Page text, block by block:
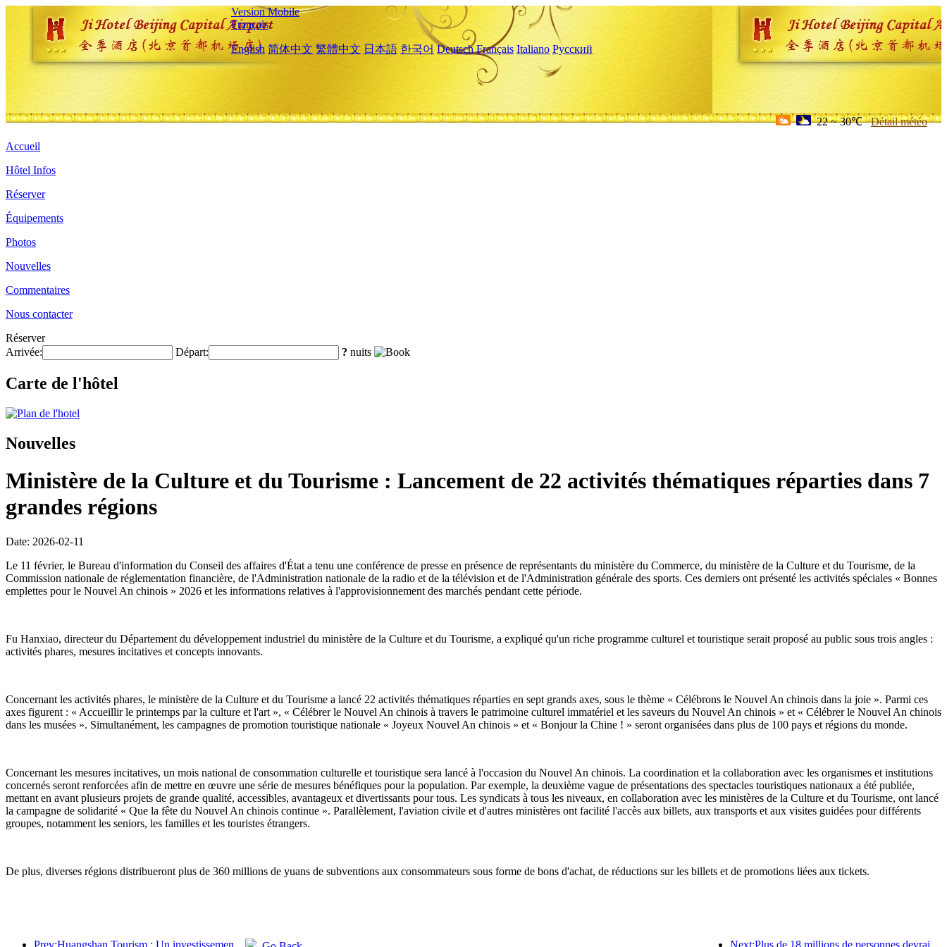
Version Mobile
Français
English 简体中文 繁體中文 日本語 한국어 Deutsch Français Italiano Русский
22 ~ 30℃ Détail météo
Accueil
Hôtel Infos
Réserver
Équipements
Photos
Nouvelles
Commentaires
Nous contacter
Réserver
Arrivée:
Départ: ? nuits
Carte de l'hôtel
Nouvelles
Ministère de la Culture et du Tourisme : Lancement de 22 activités thématiques réparties dans 7
grandes régions
Date: 2026-02-11
Le 11 février, le Bureau d'information du Conseil des affaires d'État a tenu une conférence de presse en présence de représentants du ministère du Commerce, du ministère de la Culture et du Tourisme, de la
Commission nationale de réglementation financière, de l'Administration nationale de la radio et de la télévision et de l'Administration générale des sports. Ces derniers ont présenté les activités spéciales « Bonnes
emplettes pour le Nouvel An chinois » 2026 et les informations relatives à l'approvisionnement des marchés pendant cette période.
Fu Hanxiao, directeur du Département du développement industriel du ministère de la Culture et du Tourisme, a expliqué qu'un riche programme culturel et touristique serait proposé au public sous trois angles :
activités phares, mesures incitatives et concepts innovants.
Concernant les activités phares, le ministère de la Culture et du Tourisme a lancé 22 activités thématiques réparties en sept grands axes, sous le thème « Célébrons le Nouvel An chinois dans la joie ». Parmi ces
axes figurent : « Accueillir le printemps par la culture et l'art », « Célébrer le Nouvel An chinois à travers le patrimoine culturel immatériel et les saveurs du Nouvel An chinois » et « Célébrer le Nouvel An chinois
dans les musées ». Simultanément, les campagnes de promotion touristique nationale « Joyeux Nouvel An chinois » et « Bonjour la Chine ! » seront organisées dans plus de 100 pays et régions du monde.
Concernant les mesures incitatives, un mois national de consommation culturelle et touristique sera lancé à l'occasion du Nouvel An chinois. La coordination et la collaboration avec les organismes et institutions
concernés seront renforcées afin de mettre en œuvre une série de mesures bénéfiques pour la population. Par exemple, la deuxième vague de présentations des spectacles touristiques nationaux a été publiée,
mettant en avant plusieurs projets de grande qualité, accessibles, avantageux et divertissants pour tous. Les syndicats à tous les niveaux, en collaboration avec les ministères de la Culture et du Tourisme, ont lancé
la campagne de solidarité « Que la fête du Nouvel An chinois continue ». Parallèlement, l'aviation civile et d'autres ministères ont facilité l'accès aux billets, aux transports et aux visites guidées pour différents
groupes, notamment les seniors, les familles et les touristes étrangers.
De plus, diverses régions distribueront plus de 360 millions de yuans de subventions aux consommateurs sous forme de bons d'achat, de réductions sur les billets et de promotions liées aux tickets.